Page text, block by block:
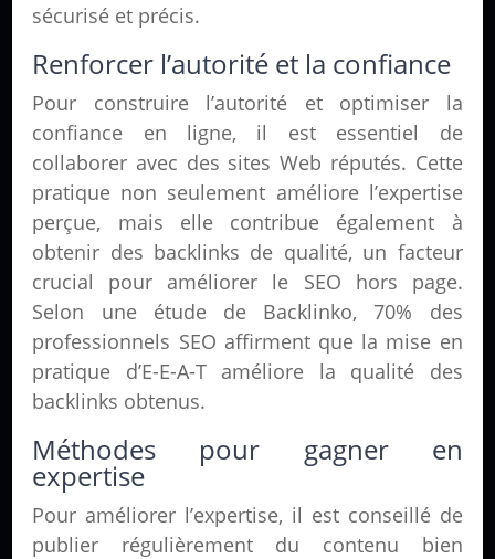
sécurisé et précis.
Renforcer l’autorité et la confiance
Pour construire l’autorité et optimiser la
confiance en ligne, il est essentiel de
collaborer avec des sites Web réputés. Cette
pratique non seulement améliore l’expertise
perçue, mais elle contribue également à
obtenir des backlinks de qualité, un facteur
crucial pour améliorer le SEO hors page.
Selon une étude de Backlinko, 70% des
professionnels SEO affirment que la mise en
pratique d’E-E-A-T améliore la qualité des
backlinks obtenus.
Méthodes pour gagner en
expertise
Pour améliorer l’expertise, il est conseillé de
publier régulièrement du contenu bien